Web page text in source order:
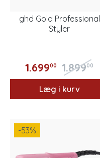
ghd Gold Professional
Styler
1.69900 1.89900
Læg i kurv
-53%